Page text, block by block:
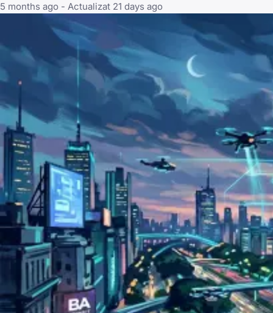
5 months ago - Actualizat 21 days ago